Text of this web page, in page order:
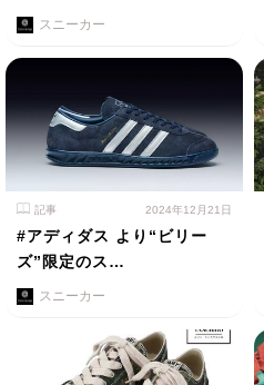
スニーカー
記事 2024年12月21日
#アディダス より“ビリー
ズ”限定のス…
スニーカー